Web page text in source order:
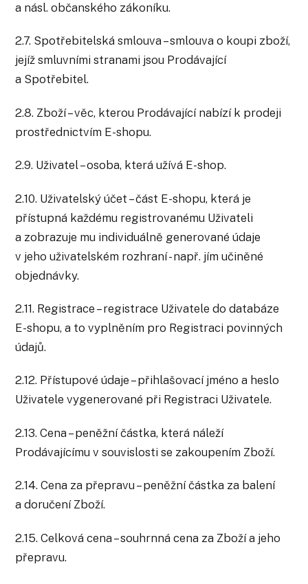
a násl. občanského zákoníku.
2.7. Spotřebitelská smlouva – smlouva o koupi zboží,
jejíž smluvními stranami jsou Prodávající
a Spotřebitel.
2.8. Zboží – věc, kterou Prodávající nabízí k prodeji
prostřednictvím E-shopu.
2.9. Uživatel – osoba, která užívá E-shop.
2.10. Uživatelský účet – část E-shopu, která je
přístupná každému registrovanému Uživateli
a zobrazuje mu individuálně generované údaje
v jeho uživatelském rozhraní - např. jím učiněné
objednávky.
2.11. Registrace – registrace Uživatele do databáze
E-shopu, a to vyplněním pro Registraci povinných
údajů.
2.12. Přístupové údaje – přihlašovací jméno a heslo
Uživatele vygenerované při Registraci Uživatele.
2.13. Cena – peněžní částka, která náleží
Prodávajícímu v souvislosti se zakoupením Zboží.
2.14. Cena za přepravu – peněžní částka za balení
a doručení Zboží.
2.15. Celková cena – souhrnná cena za Zboží a jeho
přepravu.